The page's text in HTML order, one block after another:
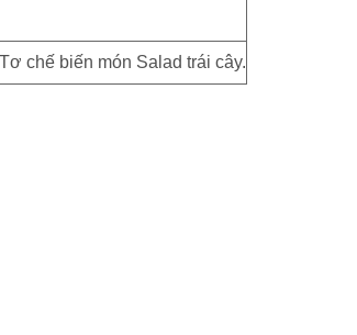
chế biến món Salad trái cây.